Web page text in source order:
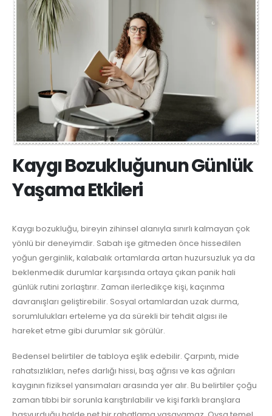
Kaygı Bozukluğunun Günlük
Yaşama Etkileri
Kaygı bozukluğu, bireyin zihinsel alanıyla sınırlı kalmayan çok
yönlü bir deneyimdir. Sabah işe gitmeden önce hissedilen
yoğun gerginlik, kalabalık ortamlarda artan huzursuzluk ya da
beklenmedik durumlar karşısında ortaya çıkan panik hali
günlük rutini zorlaştırır. Zaman ilerledikçe kişi, kaçınma
davranışları geliştirebilir. Sosyal ortamlardan uzak durma,
sorumlulukları erteleme ya da sürekli bir tehdit algısı ile
hareket etme gibi durumlar sık görülür.
Bedensel belirtiler de tabloya eşlik edebilir. Çarpıntı, mide
rahatsızlıkları, nefes darlığı hissi, baş ağrısı ve kas ağrıları
kaygının fiziksel yansımaları arasında yer alır. Bu belirtiler çoğu
zaman tıbbi bir sorunla karıştırılabilir ve kişi farklı branşlara